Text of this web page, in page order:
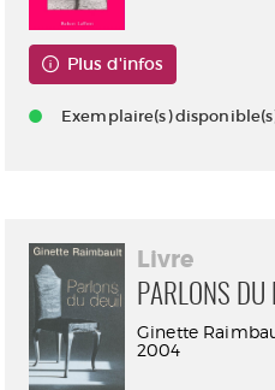
Plus d'infos
Exemplaire(s)
Livre
PARLONS DU
Ginette
2004